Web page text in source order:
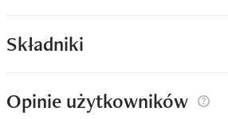
Składniki
Opinie użytkowników